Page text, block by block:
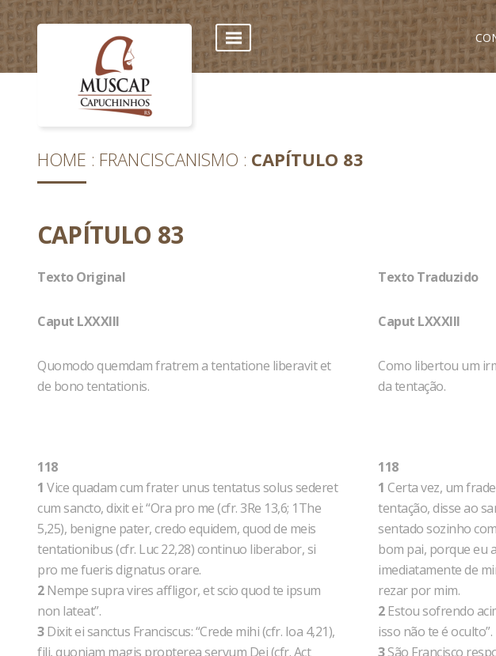
HOME FRANCISCANISMO CAPÍTULO 83
CAPÍTULO 83
Texto Original
Caput LXXXIII
Quomodo quemdam fratrem a tentatione liberavit et
de bono tentationis.
118
1 Vice quadam cum frater unus tentatus solus sederet
cum sancto, dixit ei: “Ora pro me (cfr. 3Re 13,6; 1The
5,25), benigne pater, credo equidem, quod de meis
tentationibus (cfr. Luc 22,28) continuo liberabor, si
pro me fueris dignatus orare.
2Nempe supra vires affligor, et scio quod te ipsum
non lateat”.
3Dixit ei sanctus Franciscus: “Crede mihi (cfr. Ioa 4,21),
fili, quoniam magis propterea servum Dei (cfr. Act
Texto Traduzido
Caput LXXXIII
Como libertou um
da tentação.
118
1 Certa vez, um
tentação, disse ao
sentado sozinho
bom pai, porque eu
imediatamente de
rezar por mim.
2Estou sofrendo
isso não te é oculto”.
3São Francisco